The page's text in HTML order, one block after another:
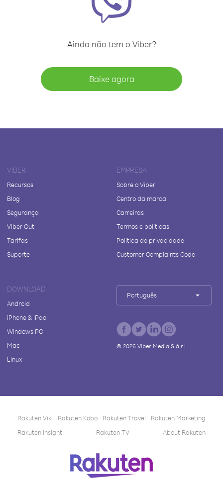
Ainda não tem o Viber?
Baixe agora
VIBER
Recursos
Blog
Segurança
Viber Out
Tarifas
Suporte
EMPRESA
Sobre o Viber
Centro da marca
Carreiras
Termos e políticas
Política de privacidade
Customer Complaints Code
DOWNLOAD
Android
iPhone & iPad
Windows PC
Mac
Linux
Português
© 2026Viber Media S.à r.l.
Rakuten Viki Rakuten Kobo Rakuten Travel
Rakuten Marketing
Rakuten Insight
Rakuten TV About Rakuten